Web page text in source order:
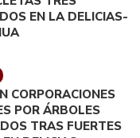
EN LA DELICIAS-
CORPORACIONES
POR ÁRBOLES
TRAS FUERTES